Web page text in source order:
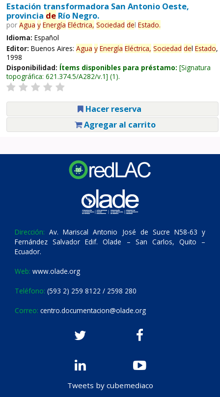
Estación transformadora San Antonio Oeste,
provincia deRío Negro.
por Agua y Energía Eléctrica, Sociedad del Estado.
Idioma: Español
Editor: Buenos Aires: Agua y Energía Eléctrica, Sociedad del Estado,
1998
Disponibilidad: Ítems disponibles para préstamo: Signatura
topográfica: 621.374.5/A282/v.1 (1).
Hacer reserva
Agregar al carrito
Dirección: Av. Mariscal Antonio José de Sucre N58-63 y
Fernández Salvador Edif. Olade – San Carlos, Quito –
Ecuador.
Web: www.olade.org
Teléfono: (593 2) 259 8122 / 2598 280
Correo: centro.documentacion@olade.org
Tweets by cubemediaco